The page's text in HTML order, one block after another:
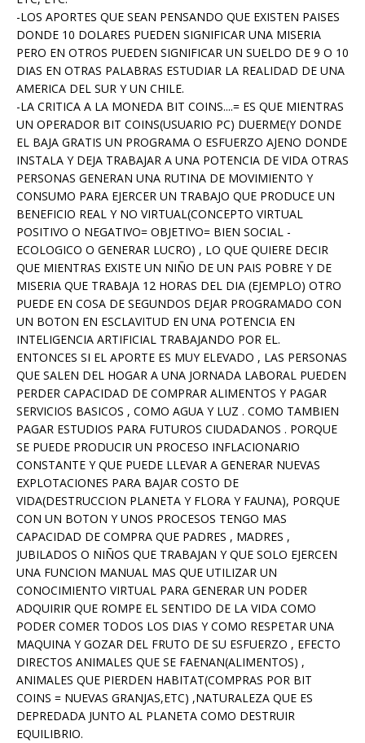
-LOS APORTES QUE SEAN PENSANDO QUE EXISTEN PAISES
DONDE 10 DOLARES PUEDEN SIGNIFICAR UNA MISERIA
PERO EN OTROS PUEDEN SIGNIFICAR UN SUELDO DE 9 O 10
DIAS EN OTRAS PALABRAS ESTUDIAR LA REALIDAD DE UNA
AMERICA DEL SUR Y UN CHILE.
-LA CRITICA A LA MONEDA BIT COINS....= ES QUE MIENTRAS
UN OPERADOR BIT COINS(USUARIO PC) DUERME(Y DONDE
EL BAJA GRATIS UN PROGRAMA O ESFUERZO AJENO DONDE
INSTALA Y DEJA TRABAJAR A UNA POTENCIA DE VIDA OTRAS
PERSONAS GENERAN UNA RUTINA DE MOVIMIENTO Y
CONSUMO PARA EJERCER UN TRABAJO QUE PRODUCE UN
BENEFICIO REAL Y NO VIRTUAL(CONCEPTO VIRTUAL
POSITIVO O NEGATIVO= OBJETIVO= BIEN SOCIAL -
ECOLOGICO O GENERAR LUCRO) , LO QUE QUIERE DECIR
QUE MIENTRAS EXISTE UN NIÑO DE UN PAIS POBRE Y DE
MISERIA QUE TRABAJA 12 HORAS DEL DIA (EJEMPLO) OTRO
PUEDE EN COSA DE SEGUNDOS DEJAR PROGRAMADO CON
UN BOTON EN ESCLAVITUD EN UNA POTENCIA EN
INTELIGENCIA ARTIFICIAL TRABAJANDO POR EL.
ENTONCES SI EL APORTE ES MUY ELEVADO , LAS PERSONAS
QUE SALEN DEL HOGAR A UNA JORNADA LABORAL PUEDEN
PERDER CAPACIDAD DE COMPRAR ALIMENTOS Y PAGAR
SERVICIOS BASICOS , COMO AGUA Y LUZ . COMO TAMBIEN
PAGAR ESTUDIOS PARA FUTUROS CIUDADANOS . PORQUE
SE PUEDE PRODUCIR UN PROCESO INFLACIONARIO
CONSTANTE Y QUE PUEDE LLEVAR A GENERAR NUEVAS
EXPLOTACIONES PARA BAJAR COSTO DE
VIDA(DESTRUCCION PLANETA Y FLORA Y FAUNA), PORQUE
CON UN BOTON Y UNOS PROCESOS TENGO MAS
CAPACIDAD DE COMPRA QUE PADRES , MADRES ,
JUBILADOS O NIÑOS QUE TRABAJAN Y QUE SOLO EJERCEN
UNA FUNCION MANUAL MAS QUE UTILIZAR UN
CONOCIMIENTO VIRTUAL PARA GENERAR UN PODER
ADQUIRIR QUE ROMPE EL SENTIDO DE LA VIDA COMO
PODER COMER TODOS LOS DIAS Y COMO RESPETAR UNA
MAQUINA Y GOZAR DEL FRUTO DE SU ESFUERZO , EFECTO
DIRECTOS ANIMALES QUE SE FAENAN(ALIMENTOS) ,
ANIMALES QUE PIERDEN HABITAT(COMPRAS POR BIT
COINS = NUEVAS GRANJAS,ETC) ,NATURALEZA QUE ES
DEPREDADA JUNTO AL PLANETA COMO DESTRUIR
EQUILIBRIO.